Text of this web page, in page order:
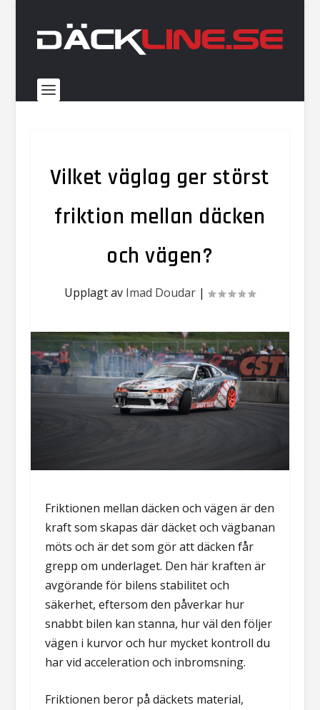
Vilket väglag ger störst
friktion mellan däcken
och vägen​?
Upplagt av Imad Doudar |
Friktionen mellan däcken och vägen är den
kraft som skapas där däcket och vägbanan
möts och är det som gör att däcken får
grepp om underlaget. Den här kraften är
avgörande för bilens stabilitet och
säkerhet, eftersom den påverkar hur
snabbt bilen kan stanna, hur väl den följer
vägen i kurvor och hur mycket kontroll du
har vid acceleration och inbromsning.
Friktionen beror på däckets material,